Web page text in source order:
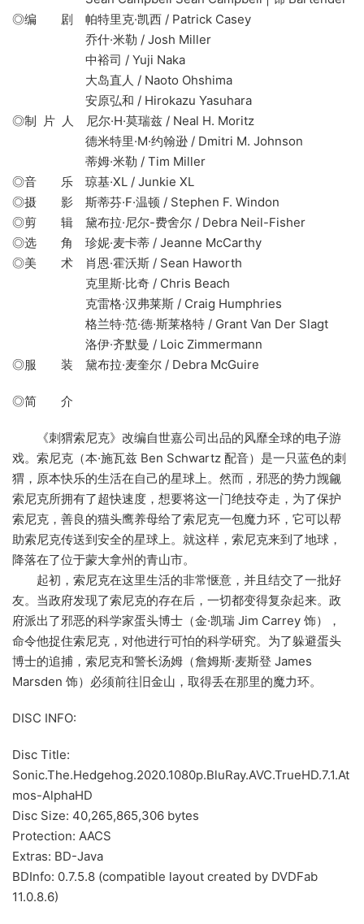
◎编 剧 帕特里克·凯西 / Patrick Casey
乔什·米勒 / Josh Miller
中裕司 / Yuji Naka
大岛直人 / Naoto Ohshima
安原弘和 / Hirokazu Yasuhara
◎制 片 人 尼尔·H·莫瑞兹 / Neal H. Moritz
德米特里·M·约翰逊 / Dmitri M. Johnson
蒂姆·米勒 / Tim Miller
◎音 乐 琼基·XL / Junkie XL
◎摄 影 斯蒂芬·F·温顿 / Stephen F. Windon
◎剪 辑 黛布拉·尼尔-费舍尔 / Debra Neil-Fisher
◎选 角 珍妮·麦卡蒂 / Jeanne McCarthy
◎美 术 肖恩·霍沃斯 / Sean Haworth
克里斯·比奇 / Chris Beach
克雷格·汉弗莱斯 / Craig Humphries
格兰特·范·德·斯莱格特 / Grant Van Der Slagt
洛伊·齐默曼 / Loic Zimmermann
◎服 装 黛布拉·麦奎尔 / Debra McGuire
◎简 介
《刺猬索尼克》改编自世嘉公司出品的风靡全球的电子游
戏。索尼克（本·施瓦兹 Ben Schwartz 配音）是一只蓝色的刺
猬，原本快乐的生活在自己的星球上。然而，邪恶的势力觊觎
索尼克所拥有了超快速度，想要将这一门绝技夺走，为了保护
索尼克，善良的猫头鹰养母给了索尼克一包魔力环，它可以帮
助索尼克传送到安全的星球上。就这样，索尼克来到了地球，
降落在了位于蒙大拿州的青山市。
起初，索尼克在这里生活的非常惬意，并且结交了一批好
友。当政府发现了索尼克的存在后，一切都变得复杂起来。政
府派出了邪恶的科学家蛋头博士（金·凯瑞 Jim Carrey 饰），
命令他捉住索尼克，对他进行可怕的科学研究。为了躲避蛋头
博士的追捕，索尼克和警长汤姆（詹姆斯·麦斯登 James
Marsden 饰）必须前往旧金山，取得丢在那里的魔力环。
DISC INFO:
Disc Title:
Sonic.The.Hedgehog.2020.1080p.BluRay.AVC.TrueHD.7.1.At
mos-AlphaHD
Disc Size: 40,265,865,306 bytes
Protection: AACS
Extras: BD-Java
BDInfo: 0.7.5.8 (compatible layout created by DVDFab
11.0.8.6)